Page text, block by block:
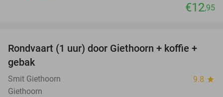
€12,95
46%
Rondvaart (1 uur) door Giethoorn + koffie +
gebak
Smit Giethoorn 9.8 star
Giethoorn